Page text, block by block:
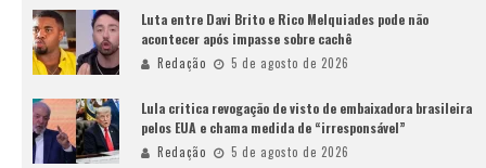
Luta entre Davi Brito e Rico Melquiades pode não
acontecer após impasse sobre cachê
Redação 5 de agosto de 2026
Lula critica revogação de visto de embaixadora brasileira
pelos EUA e chama medida de “irresponsável”
Redação 5 de agosto de 2026